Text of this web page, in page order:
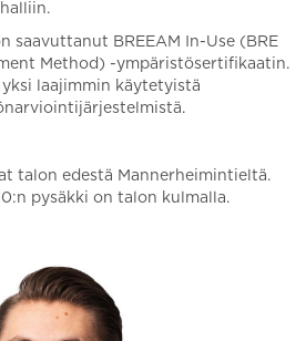
saavuttanut BREEAM In-Use (BRE
Method) -ympäristösertifikaatin.
yksi laajimmin käytetyistä
talon edestä Mannerheimintieltä.
pysäkki on talon kulmalla.